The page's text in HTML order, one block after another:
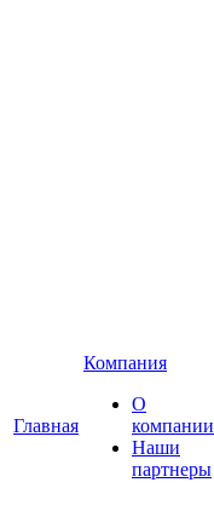
Главная
Компания
О
компании
Наши
партнеры